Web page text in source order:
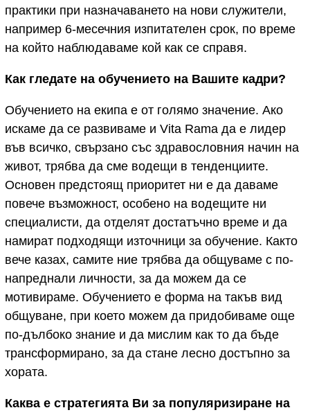
практики при назначаването на нови служители,
например 6-месечния изпитателен срок, по време
на който наблюдаваме кой как се справя.
Как гледате на обучението на Вашите кадри?
Обучението на екипа е от голямо значение. Ако
искаме да се развиваме и Vita Rama да е лидер
във всичко, свързано със здравословния начин на
живот, трябва да сме водещи в тенденциите.
Основен предстоящ приоритет ни е да даваме
повече възможност, особено на водещите ни
специалисти, да отделят достатъчно време и да
намират подходящи източници за обучение. Както
вече казах, самите ние трябва да общуваме с по-
напреднали личности, за да можем да се
мотивираме. Обучението е форма на такъв вид
общуване, при което можем да придобиваме още
по-дълбоко знание и да мислим как то да бъде
трансформирано, за да стане лесно достъпно за
хората.
Каква е стратегията Ви за популяризиране на